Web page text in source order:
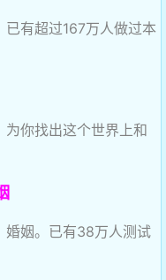
有超过167万人做过本
你找出这个世界上和
婚姻。已有38万人测试